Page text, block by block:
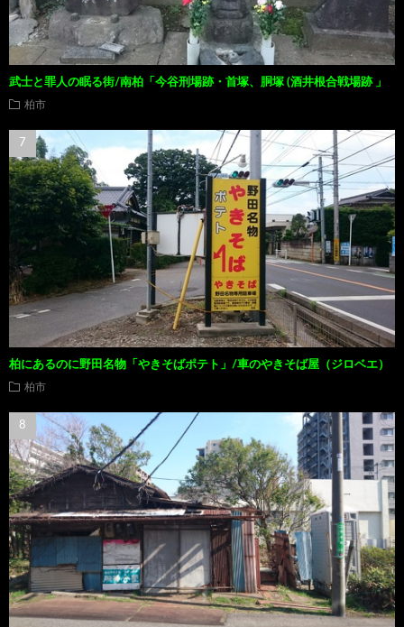
武士と罪人の眠る街/南柏「今谷刑場跡・首塚、胴塚 (酒井根合戦場跡 」
柏市
柏にあるのに野田名物「やきそばポテト」/車のやきそば屋（ジロベエ）
柏市